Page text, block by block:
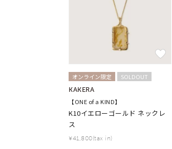
人気検索キーワード
ブランド
オンライン限定 SOLDOUT
KAKERA
【ONE of a KIND】
K10イエローゴールド ネックレ
ス
¥41,800(tax in)